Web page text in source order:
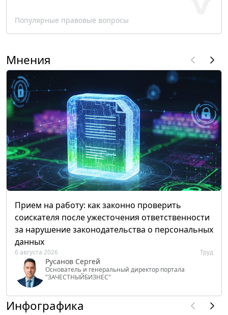
Популярные правовые вопросы
Мнения
Прием на работу: как законно проверить
соискателя после ужесточения ответственности
за нарушение законодательства о персональных
данных
6 августа 2026 Труд
Русанов Сергей
Основатель и генеральный директор портала
"ЗАЧЕСТНЫЙБИЗНЕС"
Инфографика